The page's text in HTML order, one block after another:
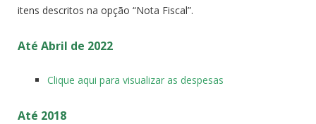
itens descritos na opção “Nota Fiscal”.
Até Abril de 2022
Clique aqui para visualizar as despesas
Até 2018